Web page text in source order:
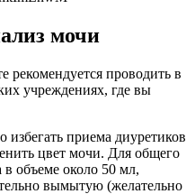
мочи
проводить в
учреждениях, где вы
избегать приема диуретиков
цвет мочи. Для общего
в объеме около 50 мл,
вымытую (желательно